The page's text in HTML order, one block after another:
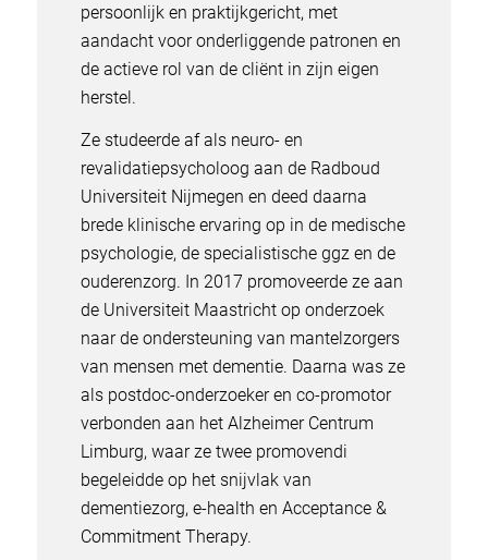
persoonlijk en praktijkgericht, met
aandacht voor onderliggende patronen en
de actieve rol van de cliënt in zijn eigen
herstel.
Ze studeerde af als neuro- en
revalidatiepsycholoog aan de Radboud
Universiteit Nijmegen en deed daarna
brede klinische ervaring op in de medische
psychologie, de specialistische ggz en de
ouderenzorg. In 2017 promoveerde ze aan
de Universiteit Maastricht op onderzoek
naar de ondersteuning van mantelzorgers
van mensen met dementie. Daarna was ze
als postdoc-onderzoeker en co-promotor
verbonden aan het Alzheimer Centrum
Limburg, waar ze twee promovendi
begeleidde op het snijvlak van
dementiezorg, e-health en Acceptance &
Commitment Therapy.